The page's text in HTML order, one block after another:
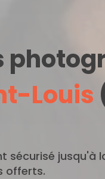
Louis
sécurisé jusqu'à
offerts.